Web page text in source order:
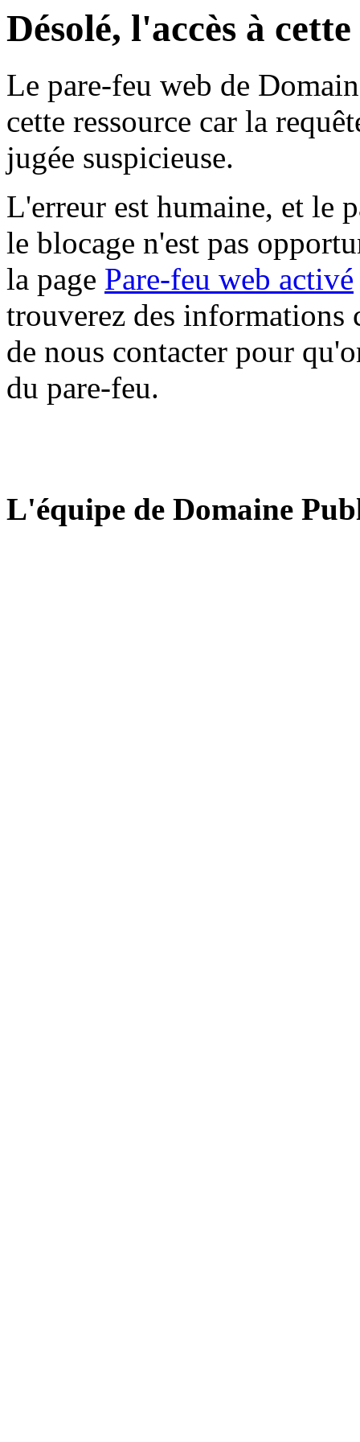
Désolé, l'accès à
Le pare-feu web de
cette ressource car la
jugée suspicieuse.
L'erreur est humaine, et le
le blocage n'est pas
la page Pare-feu web activé
trouverez des informations
de nous contacter pour
du pare-feu.
L'équipe de Domaine